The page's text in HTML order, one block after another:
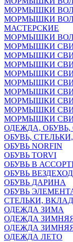
МОРМЫШКИ
МОРМЫШКИ
МАСТЕРСКИЕ
МОРМЫШКИ
МОРМЫШКИ
МОРМЫШКИ
МОРМЫШКИ
МОРМЫШКИ
МОРМЫШКИ
МОРМЫШКИ
МОРМЫШКИ
МОРМЫШКИ
МОРМЫШКИ
ОДЕЖДА, ОБУВЬ,
ОБУВЬ,
ОБУВЬ NORFIN
ОБУВЬ TORVI
ОБУВЬ В
ОБУВЬ ВЕЗДЕХОД
ОБУВЬ ДАРИНА
ОБУВЬ
СТЕЛЬКИ,
ОДЕЖДА ЗИМА
ОДЕЖДА ЗИМНЯЯ
ОДЕЖДА
ОДЕЖДА ЛЕТО